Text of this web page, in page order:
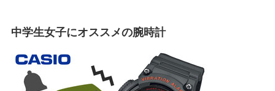
中学生女子にオススメの腕時計